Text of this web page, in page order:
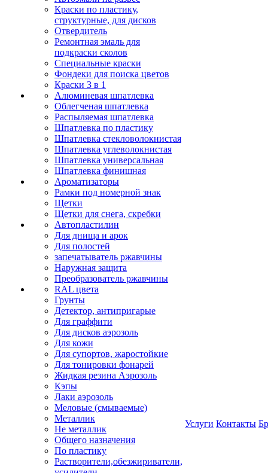
Краски по пластику,
структурные, для дисков
Отвердитель
Ремонтная эмаль для
подкраски сколов
Специальные краски
Фондеки для поиска цветов
Краски 3 в 1
Алюминевая шпатлевка
Облегченая шпатлевка
Распыляемая шпатлевка
Шпатлевка по пластику
Шпатлевка стекловолокнистая
Шпатлевка углеволокнистая
Шпатлевка универсальная
Шпатлевка финишная
Ароматизаторы
Рамки под номерной знак
Щетки
Щетки для снега, скребки
Автопластилин
Для днища и арок
Для полостей
запечатыватель ржавчины
Наружная защита
Преобразователь ржавчины
RAL цвета
Грунты
Детектор, антипригарые
Для граффити
Для дисков аэрозоль
Для кожи
Для супортов, жаростойкие
Для тонировки фонарей
Жидкая резина Аэрозоль
Кэпы
Лаки аэрозоль
Меловые (смываемые)
Металлик
Не металлик
Общего назначения
По пластику
Растворители,обезжириватели,
Услуги Контакты